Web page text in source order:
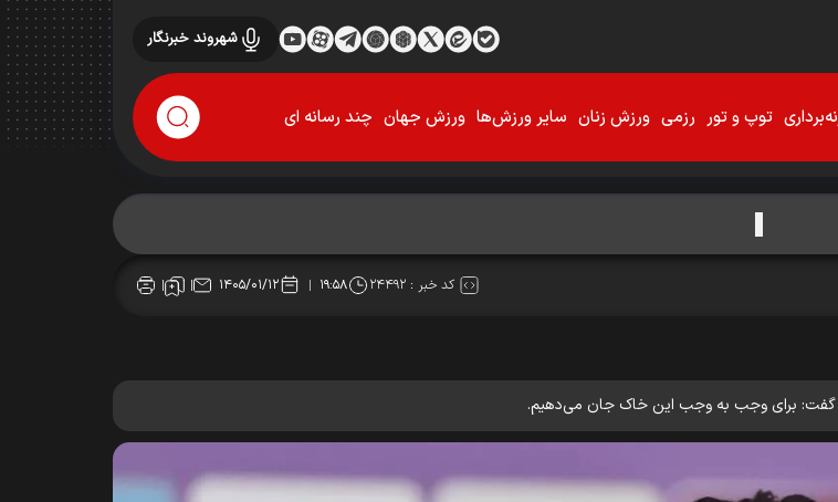
شهروند خبرنگار
توپ و تور رزمی ورزش زنان سایر ورزش‌ها ورزش جهان چند رسانه ای
کد خبر :۲۴۴۹۲ ۱۹:۵۸ ۱۴۰۵/۰۱/۱۲
گفت: برای وجب به وجب این خاک جان می‌دهیم.